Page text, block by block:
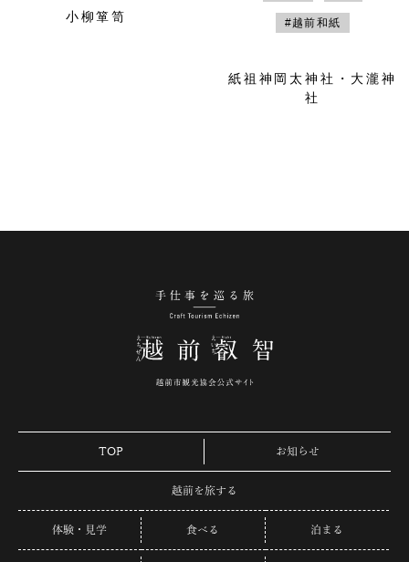
小柳箪笥 #越前和紙
紙祖神岡太神社・大瀧神
社
TOP お知らせ
越前を旅する
体験・見学 食べる 泊まる